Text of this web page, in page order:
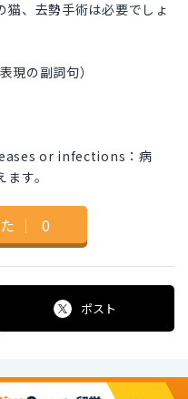
猫、去勢手術は必要でしょ
の副詞句）
or infections：病
す。
｜ 0
ポスト